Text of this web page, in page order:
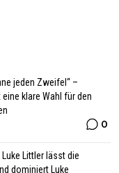
jeden Zweifel“ –
klare Wahl für den
0
Luke Littler lässt die
dominiert Luke